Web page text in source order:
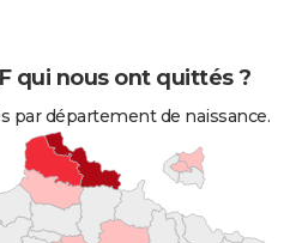
qui nous ont quittés ?
par département de naissance.